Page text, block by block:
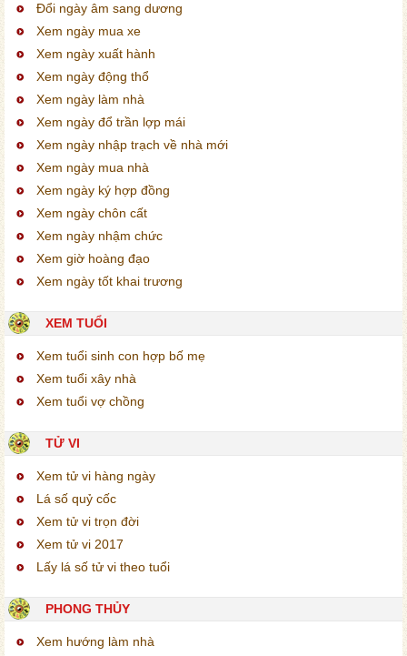
Đổi ngày âm sang dương
Xem ngày mua xe
Xem ngày xuất hành
Xem ngày động thổ
Xem ngày làm nhà
Xem ngày đổ trần lợp mái
Xem ngày nhập trạch về nhà mới
Xem ngày mua nhà
Xem ngày ký hợp đồng
Xem ngày chôn cất
Xem ngày nhậm chức
Xem giờ hoàng đạo
Xem ngày tốt khai trương
XEM TUỔI
Xem tuổi sinh con hợp bố mẹ
Xem tuổi xây nhà
Xem tuổi vợ chồng
TỬ VI
Xem tử vi hàng ngày
Lá số quỷ cốc
Xem tử vi trọn đời
Xem tử vi 2017
Lấy lá số tử vi theo tuổi
PHONG THỦY
Xem hướng làm nhà